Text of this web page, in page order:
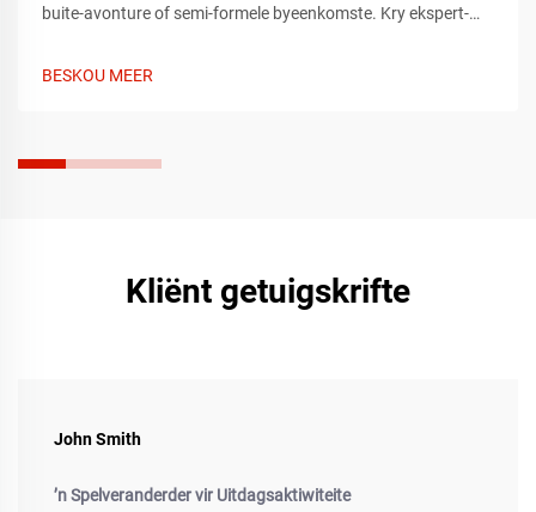
buite-avonture of semi-formele byeenkomste. Kry ekspert-
BESKOU MEER
Kliënt getuigskrifte
John Smith
’n Spelveranderder vir Uitdagsaktiwiteite